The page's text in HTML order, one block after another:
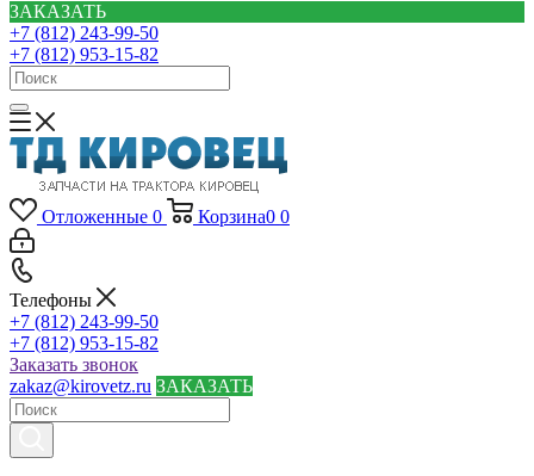
ЗАКАЗАТЬ
+7 (812) 243-99-50
+7 (812) 953-15-82
Отложенные 0 Корзина0 0
Телефоны
+7 (812) 243-99-50
+7 (812) 953-15-82
Заказать звонок
zakaz@kirovetz.ru ЗАКАЗАТЬ